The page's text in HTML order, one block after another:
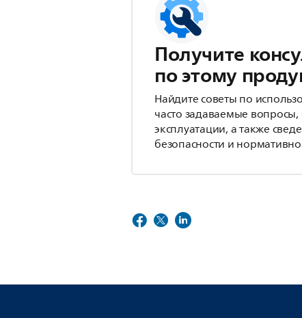
Получите
по этому
Найдите советы по
часто задаваемые
эксплуатации, а также
безопасности и